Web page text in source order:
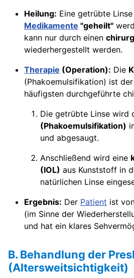
Heilung: Eine getrübte
Medikamente "geheilt"
kann nur durch einen
wiederhergestellt werden.
Therapie (Operation): Die
(Phakoemulsifikation) ist
häufigsten durchgeführte
Die getrübte Linse wird
(Phakoemulsifikation)
und abgesaugt.
Anschließend wird eine
(IOL) aus Kunststoff in
natürlichen Linse
Ergebnis: Der Patient ist
(im Sinne der
und hat ein klares
B. Behandlung der
(Altersweitsichtigkeit)